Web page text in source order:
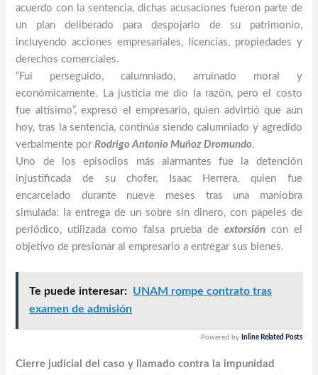
acuerdo con la sentencia, dichas acusaciones fueron parte de
un plan deliberado para despojarlo de su patrimonio,
incluyendo acciones empresariales, licencias, propiedades y
derechos comerciales.
“Fui perseguido, calumniado, arruinado moral y
económicamente. La justicia me dio la razón, pero el costo
fue altísimo”, expresó el empresario, quien advirtió que aún
hoy, tras la sentencia, continúa siendo calumniado y agredido
verbalmente porRodrigo Antonio Muñoz Dromundo.
Uno de los episodios más alarmantes fue la detención
injustificada de su chofer, Isaac Herrera, quien fue
encarcelado durante nueve meses tras una maniobra
simulada: la entrega de un sobre sin dinero, con papeles de
periódico, utilizada como falsa prueba de extorsióncon el
objetivo de presionar al empresario a entregar sus bienes.
Te puede interesar: UNAM rompe contrato tras
examen de admisión
Powered by Inline Related Posts
Cierre judicial del caso y llamado contra la impunidad